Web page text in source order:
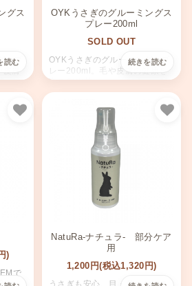
グス
スプ
皮膚
とユ
ビタ
バリ
使い
OYKうさぎのグルーミングス
プレー200ml
SOLD OUT
OYKうさぎのグルーミングスプ
レー200ml。毛や皮膚の健康を
守るOYK菌とユッカエキス。汚
れを浮かび上がらせ、ビタミン
でうるおいを。健康な毛をキー
)
で
キー
お気に入り
NatuRa-ナチュラ- 部分ケア
用
1,200円(税込1,320円)
うさぎも安心、目・鼻・お口ま
お気